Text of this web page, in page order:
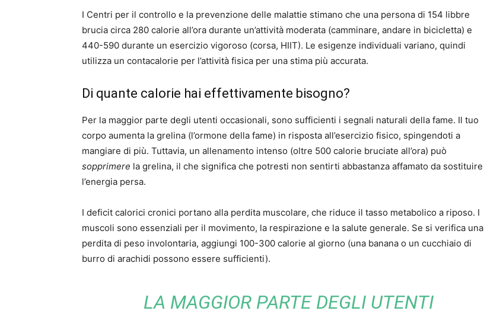
I Centri per il controllo e la prevenzione delle malattie stimano che una persona di 154 libbre
brucia circa 280 calorie all’ora durante un’attività moderata (camminare, andare in bicicletta) e
440-590 durante un esercizio vigoroso (corsa, HIIT). Le esigenze individuali variano, quindi
utilizza un contacalorie per l’attività fisica per una stima più accurata.
Di quante calorie hai effettivamente bisogno?
Per la maggior parte degli utenti occasionali, sono sufficienti i segnali naturali della fame. Il tuo
corpo aumenta la grelina (l’ormone della fame) in risposta all’esercizio fisico, spingendoti a
mangiare di più. Tuttavia, un allenamento intenso (oltre 500 calorie bruciate all’ora) può
sopprimere la grelina, il che significa che potresti non sentirti abbastanza affamato da sostituire
l’energia persa.
I deficit calorici cronici portano alla perdita muscolare, che riduce il tasso metabolico a riposo. I
muscoli sono essenziali per il movimento, la respirazione e la salute generale. Se si verifica una
perdita di peso involontaria, aggiungi 100-300 calorie al giorno (una banana o un cucchiaio di
burro di arachidi possono essere sufficienti).
LA MAGGIOR PARTE DEGLI UTENTI